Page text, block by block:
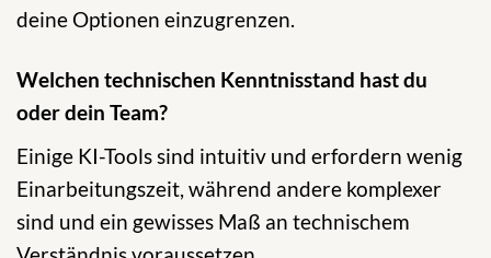
deine Optionen einzugrenzen.
Welchen technischen Kenntnisstand hast du
oder dein Team?
Einige KI-Tools sind intuitiv und erfordern wenig
Einarbeitungszeit, während andere komplexer
sind und ein gewisses Maß an technischem